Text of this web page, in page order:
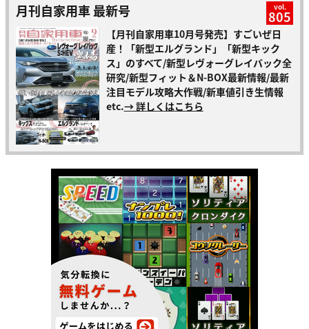
月刊自家用車 最新号 vol.
805
【月刊自家用車10月号発売】すごいぜ日
産！「新型エルグランド」「新型キック
ス」のすべて/新型レヴォーグレイバック全
研究/新型フィット＆N-BOX最新情報/最新
注目モデル攻略大作戦/新車値引き生情報
etc.→ 詳しくはこちら